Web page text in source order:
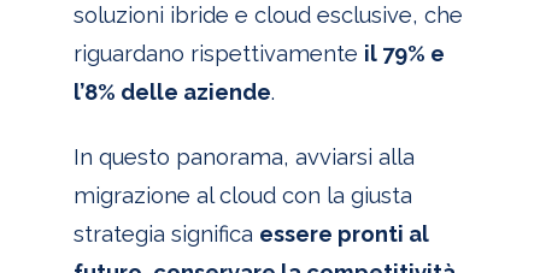
soluzioni ibride e cloud esclusive, che
riguardano rispettivamente il 79% e
l’8% delle aziende.
In questo panorama, avviarsi alla
migrazione al cloud con la giusta
strategia significa essere pronti al